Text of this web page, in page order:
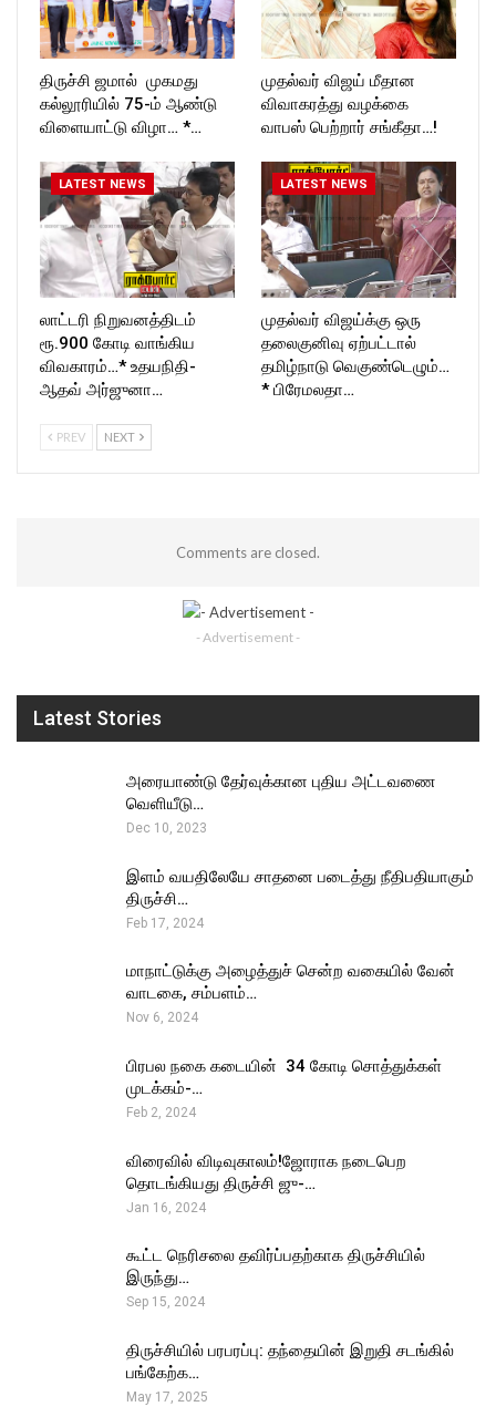
திருச்சி ஜமால் முகமது
கல்லூரியில் 75-ம் ஆண்டு
விளையாட்டு விழா… *…
முதல்வர் விஜய் மீதான
விவாகரத்து வழக்கை
வாபஸ் பெற்றார் சங்கீதா…!
LATEST NEWS
லாட்டரி நிறுவனத்திடம்
ரூ.900 கோடி வாங்கிய
விவகாரம்…* உதயநிதி-
ஆதவ் அர்ஜுனா…
LATEST NEWS
முதல்வர் விஜய்க்கு ஒரு
தலைகுனிவு ஏற்பட்டால்
தமிழ்நாடு வெகுண்டெழும்…
* பிரேமலதா…
PREV NEXT
Comments are closed.
- Advertisement -
Latest Stories
அரையாண்டு தேர்வுக்கான புதிய அட்டவணை
வெளியீடு…
Dec 10, 2023
இளம் வயதிலேயே சாதனை படைத்து நீதிபதியாகும்
திருச்சி…
Feb 17, 2024
மாநாட்டுக்கு அழைத்துச் சென்ற வகையில் வேன்
வாடகை, சம்பளம்…
Nov 6, 2024
பிரபல நகை கடையின் ₹ 34 கோடி சொத்துக்கள்
முடக்கம்-…
Feb 2, 2024
விரைவில் விடிவுகாலம்!ஜோராக நடைபெற
தொடங்கியது திருச்சி ஜு-…
Jan 16, 2024
கூட்ட நெரிசலை தவிர்ப்பதற்காக திருச்சியில்
இருந்து…
Sep 15, 2024
திருச்சியில் பரபரப்பு: தந்தையின் இறுதி சடங்கில்
பங்கேற்க…
May 17, 2025